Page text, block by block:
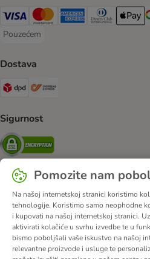
Visa Payment Method
MasterCard Payment Method
American Express
Diners ClubPayment
Pouzećem
Pouzećem Payment Method
Dostava
DPD Shipping Method
Sigurnost
Security
O nama Karijere Web stranica
Opći uvjeti poslovanja
Odustati od
Troškovi slanja i vrijeme dostave
Propisi o uklanjanju otpada
Zaštita
Pomozite nam
Na našoj internetskoj stranici koristimo
tehnologije. Koristimo samo neophodne
i kupovati na našoj internetskoj stranici.
aktivirati kolačiće u svrhu izvedbe te u
bismo poboljšali vaše iskustvo na našoj
relevantne proizvode i usluge te